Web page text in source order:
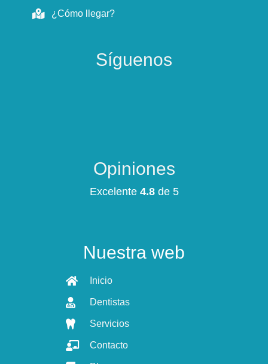
¿Cómo llegar?
Síguenos
Opiniones
Excelente 4.8de 5
Nuestra web
Inicio
Dentistas
Servicios
Contacto